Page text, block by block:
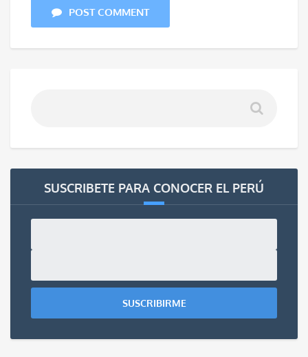
POST COMMENT
SUSCRIBETE PARA CONOCER EL PERÚ
SUSCRIBIRME